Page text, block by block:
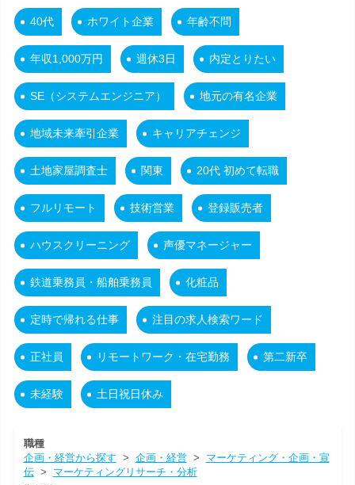
40代 ホワイト企業 年齢不問
年収1,000万円 週休3日 内定とりたい
SE（システムエンジニア） 地元の有名企業
地域未来牽引企業 キャリアチェンジ
土地家屋調査士 関東 20代 初めて転職
フルリモート 技術営業 登録販売者
ハウスクリーニング 声優マネージャー
鉄道乗務員・船舶乗務員 化粧品
定時で帰れる仕事 注目の求人検索ワード
正社員 リモートワーク・在宅勤務 第二新卒
未経験 土日祝日休み
職種
企画・経営から探す > 企画・経営> マーケティング・企画・宣
伝> マーケティングリサーチ・分析